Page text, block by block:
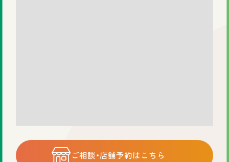
サイトマッププライバシーポリシー
©2025 株式会社スヴェンソン.
ご相談・店舗予約はこちら